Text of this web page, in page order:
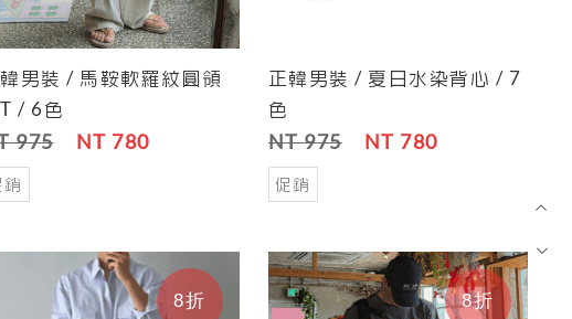
Cart
男裝 / 馬鞍軟羅紋圓領
/ 6色
975 NT 780
銷
正韓男裝 / 夏日水染背心 / 7
色
NT 975 NT 780
促銷
8折 8折